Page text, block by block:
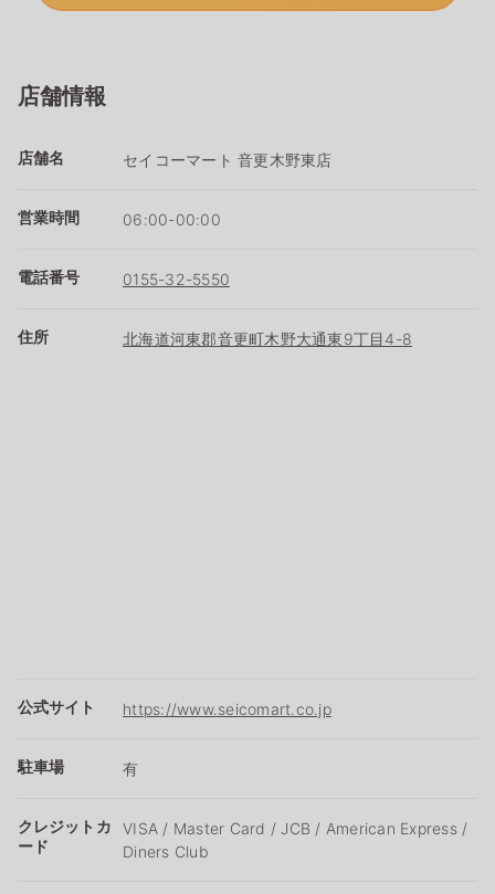
店舗情報
店舗名 セイコーマート 音更木野東店
営業時間 06:00-00:00
電話番号 0155-32-5550
住所 北海道河東郡音更町木野大通東9丁目4-8
公式サイト https://www.seicomart.co.jp
駐車場 有
クレジットカ
ード
VISA / Master Card / JCB / American Express /
Diners Club